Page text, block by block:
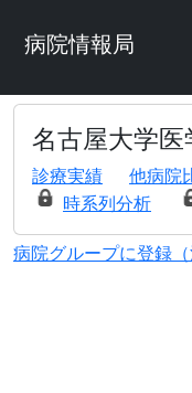
病院情報局
名古屋大学
診療実績 他病院
時系列分析
病院グループに登録（